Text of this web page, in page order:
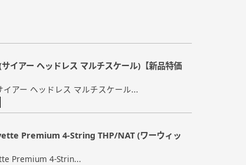
イアー ヘッドレス マルチスケール)【新品特価
イアー ヘッドレス マルチスケール...
Premium 4-String THP/NAT (ワーウィッ
Premium 4-Strin...